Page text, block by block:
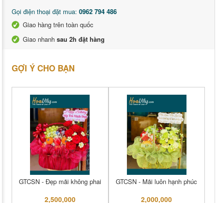
Gọi điện thoại đặt mua: 0962 794 486
Giao hàng trên toàn quốc
Giao nhanh sau 2h đặt hàng
GỢI Ý CHO BẠN
GTCSN - Đẹp mãi không phai
2,500,000
GTCSN - Mãi luôn hạnh phúc
2,000,000